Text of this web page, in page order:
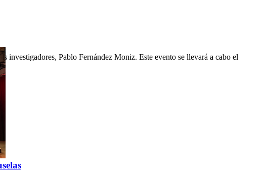
investigadores, Pablo Fernández Moniz. Este evento se llevará a cabo el